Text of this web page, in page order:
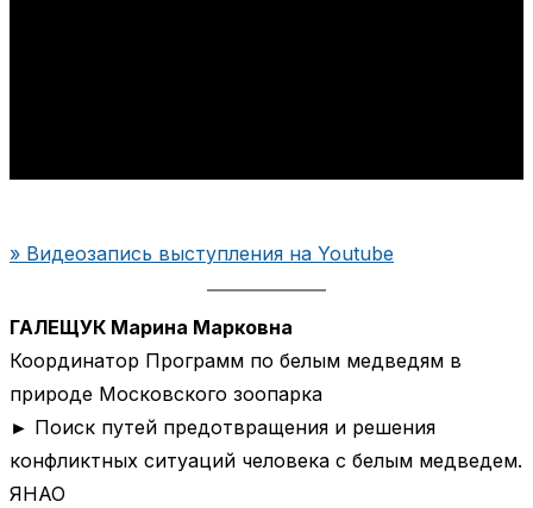
» Видеозапись выступления на Youtube
ГАЛЕЩУК Марина Марковна
Координатор Программ по белым медведям в
природе Московского зоопарка
► Поиск путей предотвращения и решения
конфликтных ситуаций человека с белым медведем.
ЯНАО